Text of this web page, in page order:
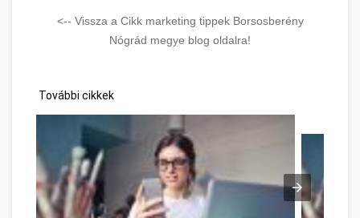
<-- Vissza a Cikk marketing tippek Borsosberény
Nógrád megye blog oldalra!
További cikkek